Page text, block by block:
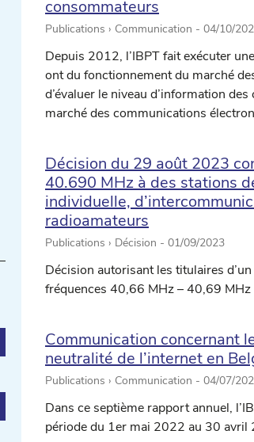
une date ...
une date ...
consommateurs
Publications › Communication - 04/10/
Depuis 2012, l’IBPT fait exécuter
ont du fonctionnement du marché
d’évaluer le niveau d’information
marché des communications
Décision du 29 août 2023
40.690 MHz à des stations
individuelle,
radioamateurs
Publications › Décision - 01/09/2023
Décision autorisant les titulaires
fréquences 40,66 MHz – 40,69 MHz
Communication concernant
neutralité de l’internet en
Publications › Communication - 04/07/
Dans ce septième rapport annuel,
période du 1er mai 2022 au 30 avril